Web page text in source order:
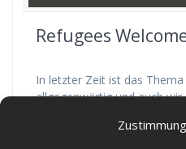
Refugees
In letzter Zeit ist das Thema
allgegenwärtig und auch
wir helfen können. Aus